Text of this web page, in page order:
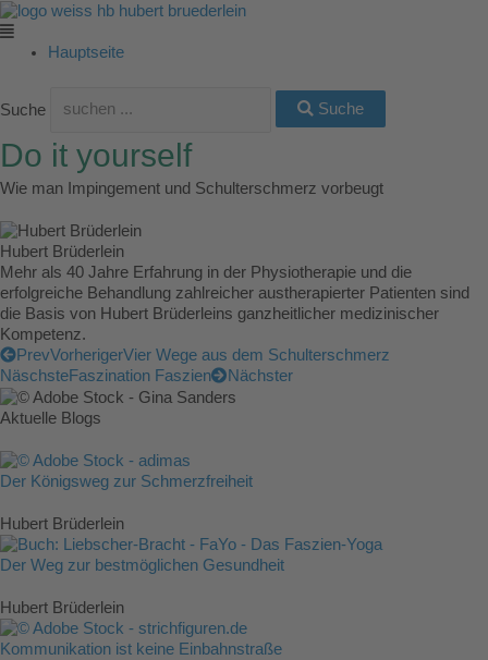
Zum
Inhalt
springen
Main
Menu
Hauptseite
Suche Suche
Do it yourself
Wie man Impingement und Schulterschmerz vorbeugt
Hubert Brüderlein
Mehr als 40 Jahre Erfahrung in der Physiotherapie und die
erfolgreiche Behandlung zahlreicher austherapierter Patienten sind
die Basis von Hubert Brüderleins ganzheitlicher medizinischer
Kompetenz.
PrevVorherigerVier Wege aus dem Schulterschmerz
NäschsteFaszination Faszien Nächster
Aktuelle Blogs
Der Königsweg zur Schmerzfreiheit
Hubert Brüderlein
Der Weg zur bestmöglichen Gesundheit
Hubert Brüderlein
Kommunikation ist keine Einbahnstraße
Main
Menu
Main
Menu
Main
Menu
Main
Menu